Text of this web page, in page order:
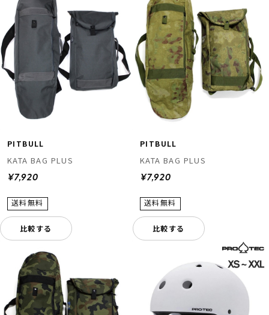
PITBULL
KATA BAG PLUS
¥7,920
比較する
PITBULL
KATA BAG PLUS
¥7,920
比較する